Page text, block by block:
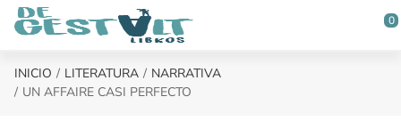
Saltar al contenido principal
0
INICIO LITERATURA
NARRATIVA
UN AFFAIRE CASI PERFECTO